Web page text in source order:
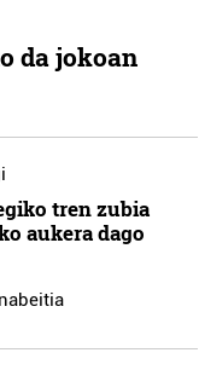
da jokoan
tren zubia
aukera dago